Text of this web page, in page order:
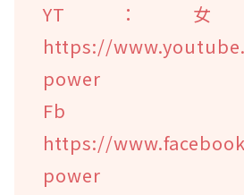
YT：
https://
power
Fb
https://
power